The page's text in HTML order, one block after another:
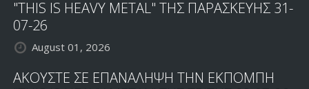
"THIS IS HEAVY METAL" ΤΗΣ ΠΑΡΑΣΚΕΥΗΣ 31-
07-26
August 01, 2026
ΑΚΟΥΣΤΕ ΣΕ ΕΠΑΝΑΛΗΨΗ ΤΗΝ ΕΚΠΟΜΠΗ